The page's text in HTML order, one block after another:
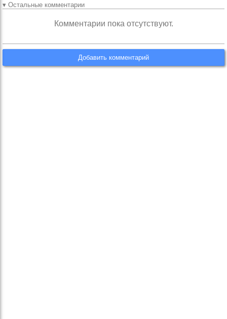
▾ Остальные комментарии
Комментарии пока отсутствуют.
Добавить комментарий